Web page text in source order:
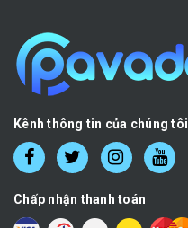
Kênh thông tin của chúng tôi
Chấp nhận thanh toán